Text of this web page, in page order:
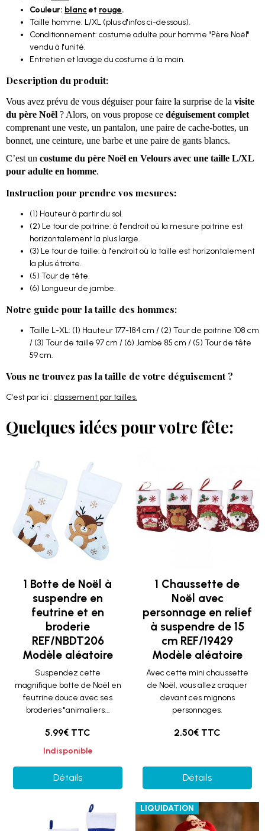
Couleur: blanc et rouge.
Taille homme: L/XL (plus d'infos ci-dessous).
Conditionnement: costume adulte pour homme "Père Noël"
vendu à l'unité.
Entretien et lavage du costume à la main.
Description du produit:
Vous avez prévu de vous déguiser pour faire la surprise de la visite
du père Noël ? Alors, on vous propose ce déguisement complet
comprenant une veste, un pantalon, une paire de cache-bottes, un
bonnet, une ceinture, une barbe et une paire de gants blancs.
C’est un costume du père Noël en Velours avec une taille L/XL
pour adulte en homme.
Instruction pour prendre vos mesures:
(1) Hauteur à partir du sol.
(2) Le tour de poitrine: à l'endroit où la mesure poitrine est
horizontalement la plus large.
(3) Le tour de taille: à l'endroit où la taille est horizontalement
la plus étroite.
(5) Tour de tête.
(6) Longueur de jambe.
Notre guide pour la taille des hommes:
Taille L-XL: (1) Hauteur 177-184 cm / (2) Tour de poitrine 108 cm
/ (3) Tour de taille 97 cm / (6) Jambe 85 cm / (5) Tour de tête
59 cm.
Vous ne trouvez pas la taille de votre déguisement ?
C'est par ici : classement par tailles.
Quelques idées pour votre fête:
1 Botte de Noël à
suspendre en
feutrine et en
broderie
REF/NBDT206
Modèle aléatoire
Suspendez cette
magnifique botte de Noël en
feutrine douce avec ses
broderies "animaliers...
5.99€ TTC
Indisponible
Détails
1 Chaussette de
Noël avec
personnage en relief
à suspendre de 15
cm REF/19429
Modèle aléatoire
Avec cette mini chaussette
de Noël, vous allez craquer
devant ces mignons
personnages.
2.50€ TTC
Détails
LIQUIDATION